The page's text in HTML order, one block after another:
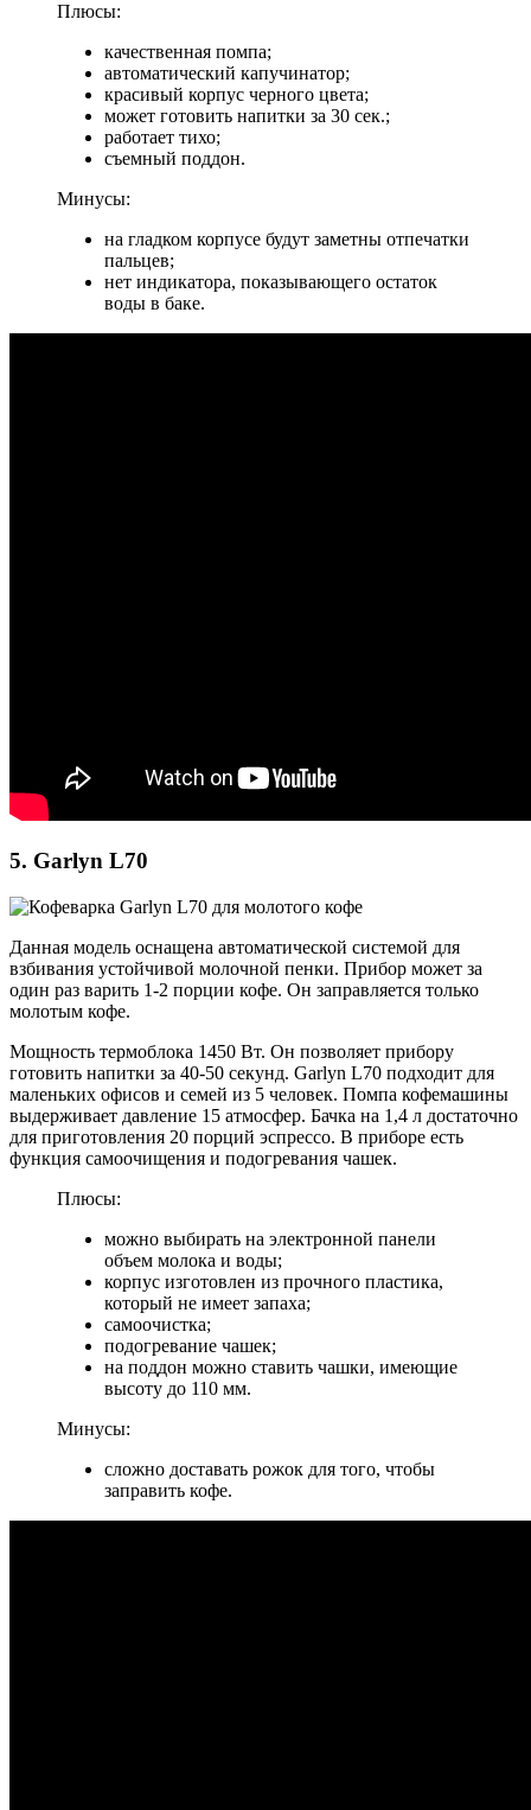
Плюсы:
качественная помпа;
автоматический капучинатор;
красивый корпус черного цвета;
может готовить напитки за 30 сек.;
работает тихо;
съемный поддон.
Минусы:
на гладком корпусе будут заметны отпечатки
пальцев;
нет индикатора, показывающего остаток
воды в баке.
5. Garlyn L70
Данная модель оснащена автоматической системой для
взбивания устойчивой молочной пенки. Прибор может за
один раз варить 1-2 порции кофе. Он заправляется только
молотым кофе.
Мощность термоблока 1450 Вт. Он позволяет прибору
готовить напитки за 40-50 секунд. Garlyn L70 подходит для
маленьких офисов и семей из 5 человек. Помпа кофемашины
выдерживает давление 15 атмосфер. Бачка на 1,4 л достаточно
для приготовления 20 порций эспрессо. В приборе есть
функция самоочищения и подогревания чашек.
Плюсы:
можно выбирать на электронной панели
объем молока и воды;
корпус изготовлен из прочного пластика,
который не имеет запаха;
самоочистка;
подогревание чашек;
на поддон можно ставить чашки, имеющие
высоту до 110 мм.
Минусы:
сложно доставать рожок для того, чтобы
заправить кофе.